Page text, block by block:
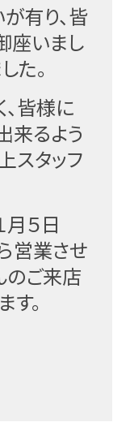
有り、皆
座いまし
た。
皆様に
来るよう
スタッフ
月５日
営業させ
のご来店
。